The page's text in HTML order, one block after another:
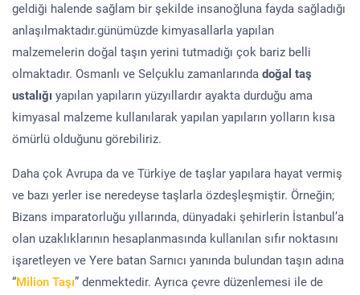
geldiği halende sağlam bir şekilde insanoğluna fayda sağladığı
anlaşılmaktadır.günümüzde kimyasallarla yapılan
malzemelerin doğal taşın yerini tutmadığı çok bariz belli
olmaktadır. Osmanlı ve Selçuklu zamanlarında doğal taş
ustalığı yapılan yapıların yüzyıllardır ayakta durduğu ama
kimyasal malzeme kullanılarak yapılan yapıların yolların kısa
ömürlü olduğunu görebiliriz.
Daha çok Avrupa da ve Türkiye de taşlar yapılara hayat vermiş
ve bazı yerler ise neredeyse taşlarla özdeşleşmiştir. Örneğin;
Bizans imparatorluğu yıllarında, dünyadaki şehirlerin İstanbul’a
olan uzaklıklarının hesaplanmasında kullanılan sıfır noktasını
işaretleyen ve Yere batan Sarnıcı yanında bulundan taşın adına
“Milion Taşı” denmektedir. Ayrıca çevre düzenlemesi ile de